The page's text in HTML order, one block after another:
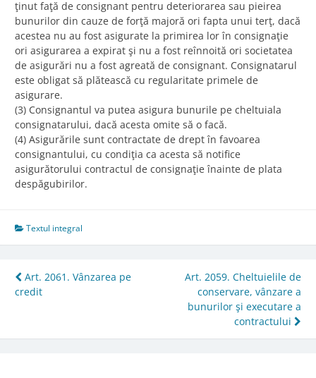
ţinut faţă de consignant pentru deteriorarea sau pieirea
bunurilor din cauze de forţă majoră ori fapta unui terţ, dacă
acestea nu au fost asigurate la primirea lor în consignaţie
ori asigurarea a expirat şi nu a fost reînnoită ori societatea
de asigurări nu a fost agreată de consignant. Consignatarul
este obligat să plătească cu regularitate primele de
asigurare.
(3) Consignantul va putea asigura bunurile pe cheltuiala
consignatarului, dacă acesta omite să o facă.
(4) Asigurările sunt contractate de drept în favoarea
consignantului, cu condiţia ca acesta să notifice
asigurătorului contractul de consignaţie înainte de plata
despăgubirilor.
Textul integral
Post
navigation
Art. 2061. Vânzarea pe
credit
Art. 2059. Cheltuielile de
conservare, vânzare a
bunurilor şi executare a
contractului